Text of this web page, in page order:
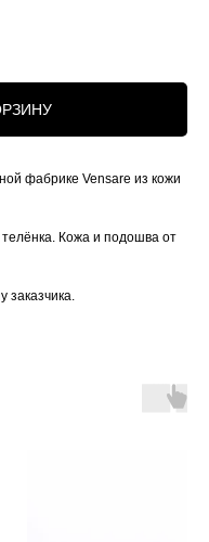
фабрике Vensare из кожи
телёнка. Кожа и подошва от
заказчика.